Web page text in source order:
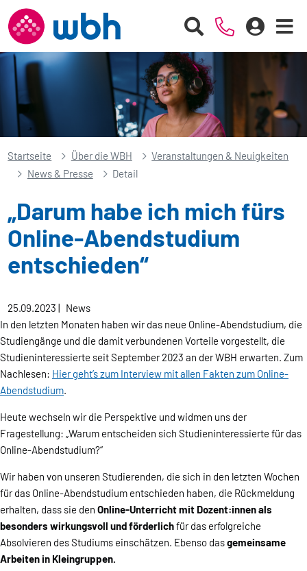
Startseite Über die WBH
Veranstaltungen & Neuigkeiten
News & Presse
Detail
„Darum habe ich mich fürs
Online-Abendstudium
entschieden“
25.09.2023| News
In den letzten Monaten haben wir das neue Online-Abendstudium, die
Studiengänge und die damit verbundenen Vorteile vorgestellt, die
Studieninteressierte seit September 2023 an der WBH erwarten. Zum
Nachlesen: Hier geht’s zum Interview mit allen Fakten zum Online-
Abendstudium.
Heute wechseln wir die Perspektive und widmen uns der
Fragestellung: „Warum entscheiden sich Studieninteressierte für das
Online-Abendstudium?“
Wir haben von unseren Studierenden, die sich in den letzten Wochen
für das Online-Abendstudium entschieden haben, die Rückmeldung
erhalten, dass sie den Online-Unterricht mit Dozent:innen als
besonders wirkungsvoll und förderlichfür das erfolgreiche
Absolvieren des Studiums einschätzen. Ebenso dasgemeinsame
Arbeiten in Kleingruppen.